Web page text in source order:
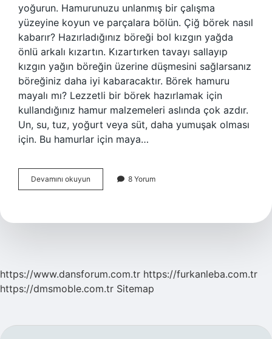
yoğurun. Hamurunuzu unlanmış bir çalışma
yüzeyine koyun ve parçalara bölün. Çiğ börek nasıl
kabarır? Hazırladığınız böreği bol kızgın yağda
önlü arkalı kızartın. Kızartırken tavayı sallayıp
kızgın yağın böreğin üzerine düşmesini sağlarsanız
böreğiniz daha iyi kabaracaktır. Börek hamuru
mayalı mı? Lezzetli bir börek hazırlamak için
kullandığınız hamur malzemeleri aslında çok azdır.
Un, su, tuz, yoğurt veya süt, daha yumuşak olması
için. Bu hamurlar için maya…
Devamını okuyun
Börek
8 Yorum
https://www.dansforum.com.tr https://furkanleba.com.tr
https://dmsmoble.com.tr Sitemap